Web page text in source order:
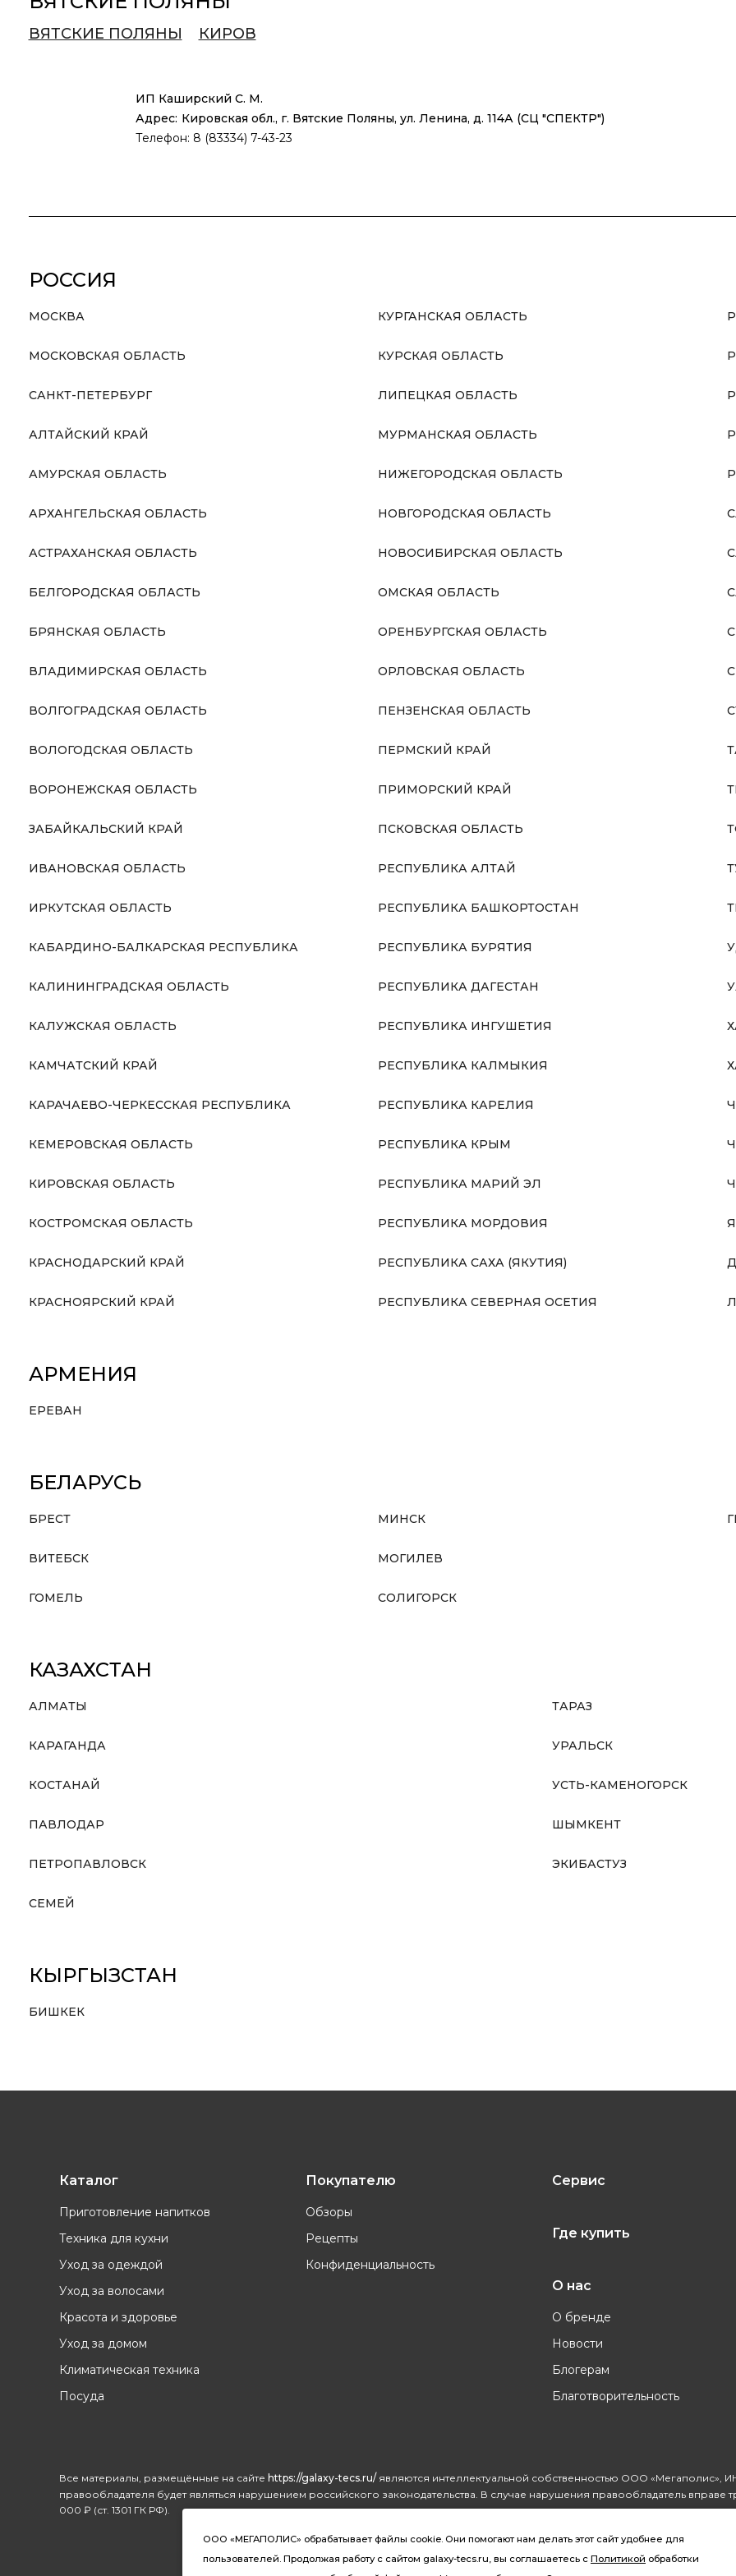
ВЯТСКИЕ ПОЛЯНЫ КИРОВ
ИП Каширский С. М.
Адрес: Кировская обл., г. Вятские Поляны, ул. Ленина, д. 114А (СЦ "СПЕКТР")
Телефон: 8 (83334) 7-43-23
РОССИЯ
МОСКВА
МОСКОВСКАЯ ОБЛАСТЬ
САНКТ-ПЕТЕРБУРГ
АЛТАЙСКИЙ КРАЙ
АМУРСКАЯ ОБЛАСТЬ
АРХАНГЕЛЬСКАЯ ОБЛАСТЬ
АСТРАХАНСКАЯ ОБЛАСТЬ
БЕЛГОРОДСКАЯ ОБЛАСТЬ
БРЯНСКАЯ ОБЛАСТЬ
ВЛАДИМИРСКАЯ ОБЛАСТЬ
ВОЛГОГРАДСКАЯ ОБЛАСТЬ
ВОЛОГОДСКАЯ ОБЛАСТЬ
ВОРОНЕЖСКАЯ ОБЛАСТЬ
ЗАБАЙКАЛЬСКИЙ КРАЙ
ИВАНОВСКАЯ ОБЛАСТЬ
ИРКУТСКАЯ ОБЛАСТЬ
КАБАРДИНО-БАЛКАРСКАЯ РЕСПУБЛИКА
КАЛИНИНГРАДСКАЯ ОБЛАСТЬ
КАЛУЖСКАЯ ОБЛАСТЬ
КАМЧАТСКИЙ КРАЙ
КАРАЧАЕВО-ЧЕРКЕССКАЯ РЕСПУБЛИКА
КЕМЕРОВСКАЯ ОБЛАСТЬ
КИРОВСКАЯ ОБЛАСТЬ
КОСТРОМСКАЯ ОБЛАСТЬ
КРАСНОДАРСКИЙ КРАЙ
КРАСНОЯРСКИЙ КРАЙ
КУРГАНСКАЯ ОБЛАСТЬ
КУРСКАЯ ОБЛАСТЬ
ЛИПЕЦКАЯ ОБЛАСТЬ
МУРМАНСКАЯ ОБЛАСТЬ
НИЖЕГОРОДСКАЯ ОБЛАСТЬ
НОВГОРОДСКАЯ ОБЛАСТЬ
НОВОСИБИРСКАЯ ОБЛАСТЬ
ОМСКАЯ ОБЛАСТЬ
ОРЕНБУРГСКАЯ ОБЛАСТЬ
ОРЛОВСКАЯ ОБЛАСТЬ
ПЕНЗЕНСКАЯ ОБЛАСТЬ
ПЕРМСКИЙ КРАЙ
ПРИМОРСКИЙ КРАЙ
ПСКОВСКАЯ ОБЛАСТЬ
РЕСПУБЛИКА АЛТАЙ
РЕСПУБЛИКА БАШКОРТОСТАН
РЕСПУБЛИКА БУРЯТИЯ
РЕСПУБЛИКА ДАГЕСТАН
РЕСПУБЛИКА ИНГУШЕТИЯ
РЕСПУБЛИКА КАЛМЫКИЯ
РЕСПУБЛИКА КАРЕЛИЯ
РЕСПУБЛИКА КРЫМ
РЕСПУБЛИКА МАРИЙ ЭЛ
РЕСПУБЛИКА МОРДОВИЯ
РЕСПУБЛИКА САХА (ЯКУТИЯ)
РЕСПУБЛИКА СЕВЕРНАЯ ОСЕТИЯ
АРМЕНИЯ
ЕРЕВАН
БЕЛАРУСЬ
БРЕСТ
ВИТЕБСК
ГОМЕЛЬ
МИНСК
МОГИЛЕВ
СОЛИГОРСК
КАЗАХСТАН
АЛМАТЫ
КАРАГАНДА
КОСТАНАЙ
ПАВЛОДАР
ПЕТРОПАВЛОВСК
СЕМЕЙ
ТАРАЗ
УРАЛЬСК
УСТЬ-КАМЕНОГОРСК
ШЫМКЕНТ
ЭКИБАСТУЗ
КЫРГЫЗСТАН
БИШКЕК
Каталог
Приготовление напитков
Техника для кухни
Уход за одеждой
Уход за волосами
Красота и здоровье
Уход за домом
Климатическая техника
Посуда
Покупателю
Обзоры
Рецепты
Конфиденциальность
Сервис
Где купить
О нас
О бренде
Новости
Блогерам
Благотворительность
Все материалы, размещённые на сайте https://galaxy-tecs.ru/ являются интеллектуальной собственностью ООО «Мегаполис»,
правообладателя будет являться нарушением российского законодательства. В случае нарушения правообладатель
000 ₽ (ст. 1301 ГК РФ).
ООО «МЕГАПОЛИС» обрабатывает файлы cookie. Они помогают нам делать этот сайт удобнее для
пользователей. Продолжая работу с сайтом galaxy-tecs.ru, вы соглашаетесь с Политикой обработки